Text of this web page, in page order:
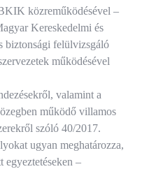
közreműködésével –
Kereskedelmi és
felülvizsgáló
működésével
valamint a
működő villamos
szóló 40/2017.
ugyan meghatározza,
–